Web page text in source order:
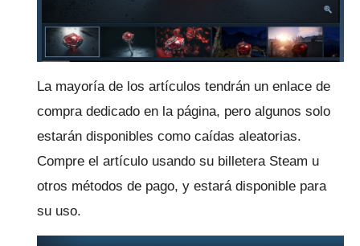
La mayoría de los artículos tendrán un enlace de
compra dedicado en la página, pero algunos solo
estarán disponibles como caídas aleatorias.
Compre el artículo usando su billetera Steam u
otros métodos de pago, y estará disponible para
su uso.